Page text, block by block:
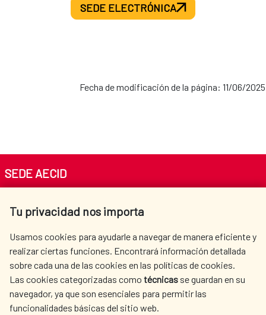
SEDE ELECTRÓNICA
Fecha de modificación de la página: 11/06/2025
Tu privacidad nos importa
Usamos cookies para ayudarle a navegar de manera eficiente y
realizar ciertas funciones. Encontrará información detallada
sobre cada una de las cookies en las políticas de cookies.
Las cookies categorizadas como técnicas se guardan en su
navegador, ya que son esenciales para permitir las
funcionalidades básicas del sitio web.
SEDE AECID
Tel. +34 900 20 30 54​​​​​​​
AECID
WHERE DO WE COOPERATE?
SPANISH HUMANITARIAN
ACTION
PRESS ROOM